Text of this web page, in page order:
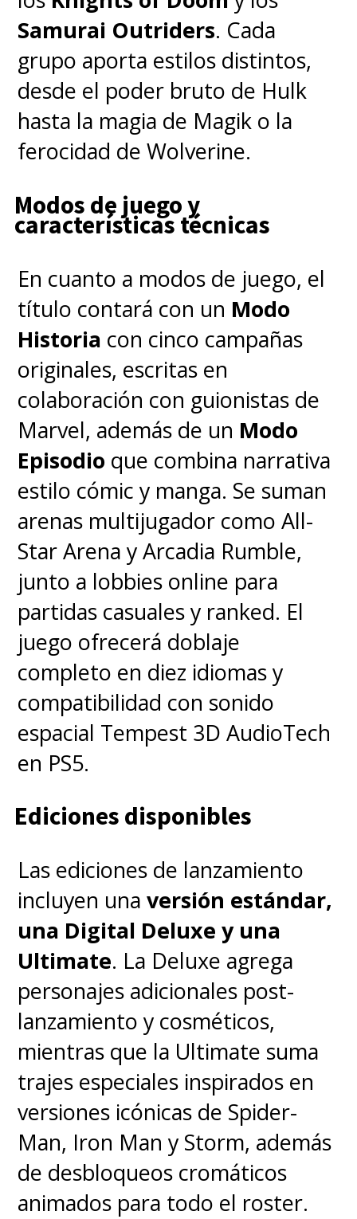
Samurai Outriders. Cada
grupo aporta estilos distintos,
desde el poder bruto de Hulk
hasta la magia de Magik o la
ferocidad de Wolverine.
Modos de juego y
características técnicas
En cuanto a modos de juego, el
título contará con un Modo
Historia con cinco campañas
originales, escritas en
colaboración con guionistas de
Marvel, además de un Modo
Episodio que combina narrativa
estilo cómic y manga. Se suman
arenas multijugador como All-
Star Arena y Arcadia Rumble,
junto a lobbies online para
partidas casuales y ranked. El
juego ofrecerá doblaje
completo en diez idiomas y
compatibilidad con sonido
espacial Tempest 3D AudioTech
en PS5.
Ediciones disponibles
Las ediciones de lanzamiento
incluyen unaversión estándar,
una Digital Deluxe y una
Ultimate. La Deluxe agrega
personajes adicionales post-
lanzamiento y cosméticos,
mientras que la Ultimate suma
trajes especiales inspirados en
versiones icónicas de Spider-
Man, Iron Man y Storm, además
de desbloqueos cromáticos
animados para todo el roster.